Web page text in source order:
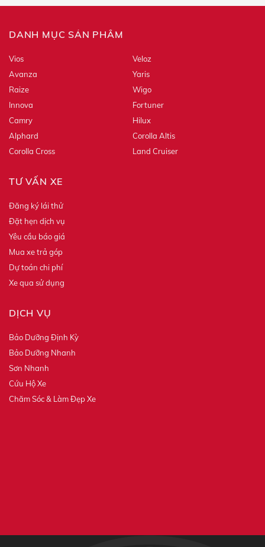
DANH MỤC SẢN PHẨM
Vios
Veloz
Avanza
Yaris
Raize
Wigo
Innova
Fortuner
Camry
Hilux
Alphard
Corolla Altis
Corolla Cross
Land Cruiser
TƯ VẤN XE
Đăng ký lái thử
Đặt hẹn dịch vụ
Yêu cầu báo giá
Mua xe trả góp
Dự toán chi phí
Xe qua sử dụng
DỊCH VỤ
Bảo Dưỡng Định Kỳ
Bảo Dưỡng Nhanh
Sơn Nhanh
Cứu Hộ Xe
Chăm Sóc & Làm Đẹp Xe